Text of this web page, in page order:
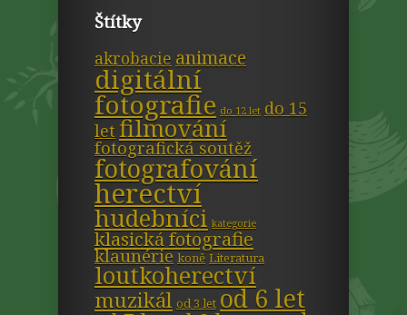
Štítky
akrobacie animace
digitální
fotografie do 12 let do 15
let filmování
fotografická soutěž
fotografování
herectví
hudebníci kategorie
klasická fotografie
klaunérie koně Literatura
loutkoherectví
muzikál od 3 let od 6 let